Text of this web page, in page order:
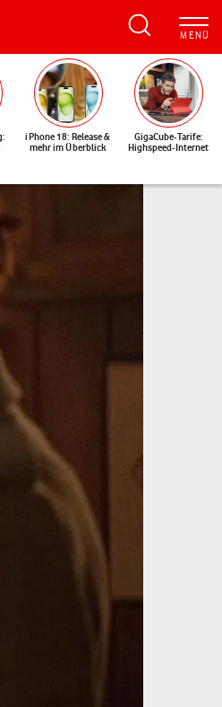
iPhone 18: Release &
mehr im Überblick
GigaCube-Tarife:
Highspeed-Internet